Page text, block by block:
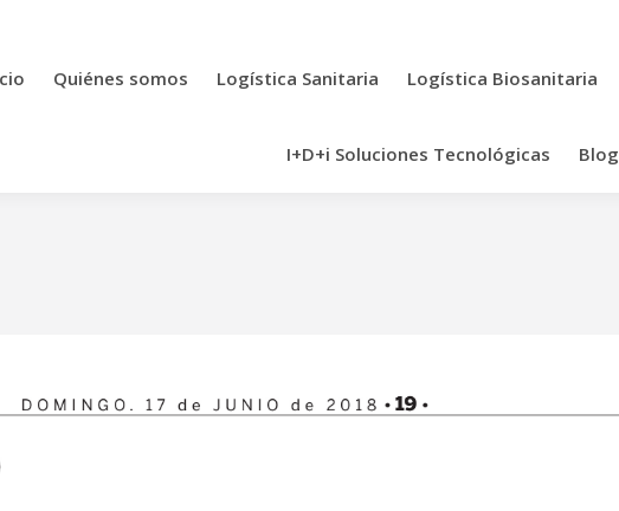
Quiénes somos Logística Sanitaria Logística Biosanitaria
I+D+i Soluciones Tecnológicas Blog